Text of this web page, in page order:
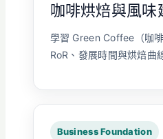
咖啡烘焙與風味
學習 Green Coffee（咖
RoR、發展時間與烘焙曲
Business Foundation